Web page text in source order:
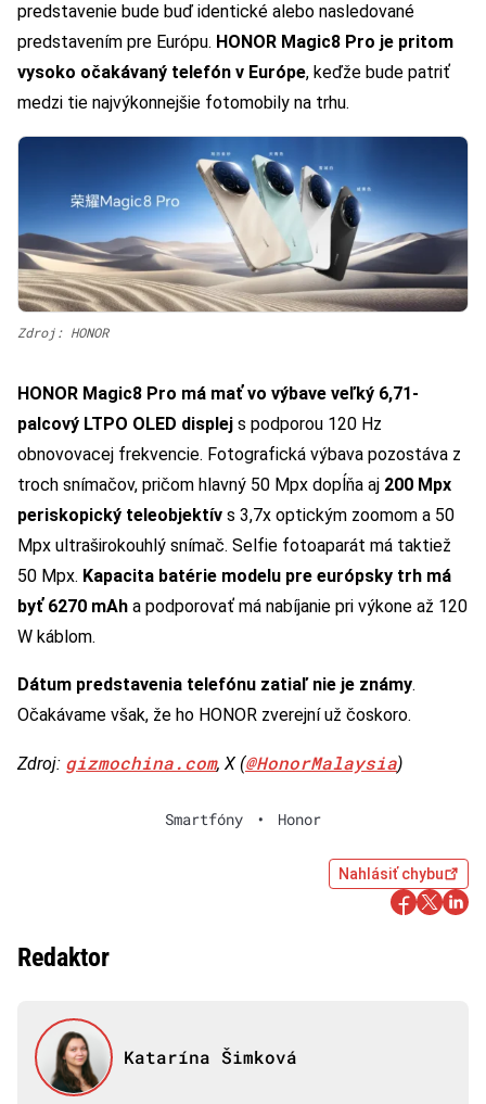
predstavenie bude buď identické alebo nasledované
predstavením pre Európu. HONOR Magic8 Pro je pritom
vysoko očakávaný telefón v Európe, keďže bude patriť
medzi tie najvýkonnejšie fotomobily na trhu.
Zdroj: HONOR
HONOR Magic8 Pro má mať vo výbave veľký 6,71-
palcový LTPO OLED displej s podporou 120 Hz
obnovovacej frekvencie. Fotografická výbava pozostáva z
troch snímačov, pričom hlavný 50 Mpx dopĺňa aj 200 Mpx
periskopický teleobjektív s 3,7x optickým zoomom a 50
Mpx ultraširokouhlý snímač. Selfie fotoaparát má taktiež
50 Mpx. Kapacita batérie modelu pre európsky trh má
byť 6270 mAh a podporovať má nabíjanie pri výkone až 120
W káblom.
Dátum predstavenia telefónu zatiaľ nie je známy.
Očakávame však, že ho HONOR zverejní už čoskoro.
Zdroj: gizmochina.com, X (@HonorMalaysia)
Smartfóny • Honor
Nahlásiť chybu
Redaktor
Katarína Šimková